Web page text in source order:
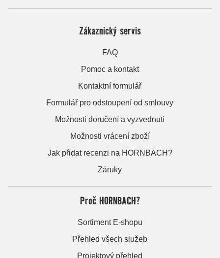
Zákaznický servis
FAQ
Pomoc a kontakt
Kontaktní formulář
Formulář pro odstoupení od smlouvy
Možnosti doručení a vyzvednutí
Možnosti vrácení zboží
Jak přidat recenzi na HORNBACH?
Záruky
Proč HORNBACH?
Sortiment E-shopu
Přehled všech služeb
Projektový přehled